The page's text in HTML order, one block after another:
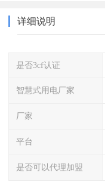
详细说明
是否3cf认证
智慧式用电厂家
厂家
平台
是否可以代理加盟